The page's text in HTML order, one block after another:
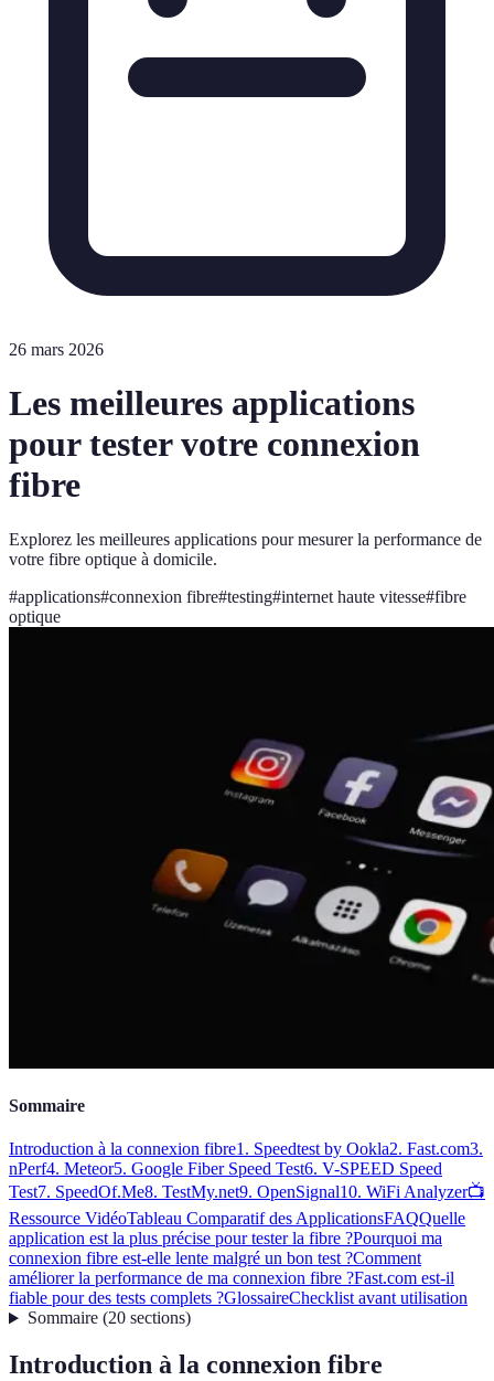
26 mars 2026
Les meilleures applications
pour tester votre connexion
fibre
Explorez les meilleures applications pour mesurer la performance de
votre fibre optique à domicile.
#applications#connexion fibre#testing#internet haute vitesse#fibre
optique
Sommaire
Introduction à la connexion fibre1. Speedtest by Ookla2. Fast.com3.
nPerf4. Meteor5. Google Fiber Speed Test6. V-SPEED Speed
Test7. SpeedOf.Me8. TestMy.net9. OpenSignal10. WiFi Analyzer📺
Ressource VidéoTableau Comparatif des ApplicationsFAQQuelle
application est la plus précise pour tester la fibre ?Pourquoi ma
connexion fibre est-elle lente malgré un bon test ?Comment
améliorer la performance de ma connexion fibre ?Fast.com est-il
fiable pour des tests complets ?GlossaireChecklist avant utilisation
Sommaire(20 sections)
Introduction à la connexion fibre